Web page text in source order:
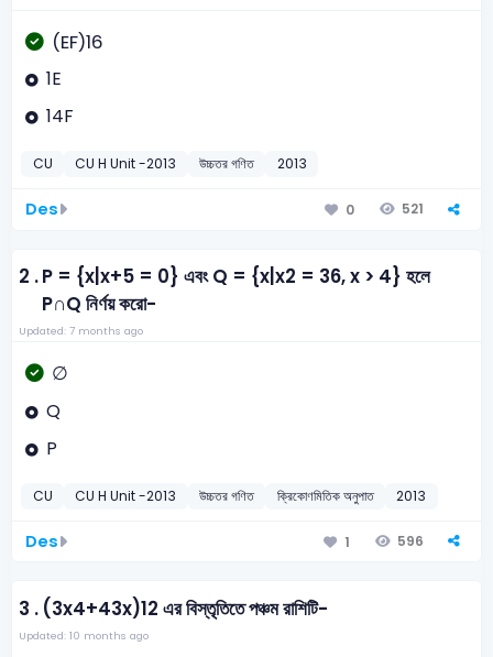
(EF)16
1E
14F
CU CU H Unit -2013 উচ্চতর গণিত 2013
Des 0 521
2 .P = {x|x+5 = 0} এবং Q = {x|x2 = 36, x > 4} হলে
P∩Q নির্ণয় করো-
Updated: 7 months ago
∅
Q
P
CU CU H Unit -2013 উচ্চতর গণিত ক্রিকোণমিতিক অনুপাত 2013
Des 1 596
3 . (3x4+43x)12 এর বিস্তৃতিতে পঞ্চম রাশিটি-
Updated: 10 months ago